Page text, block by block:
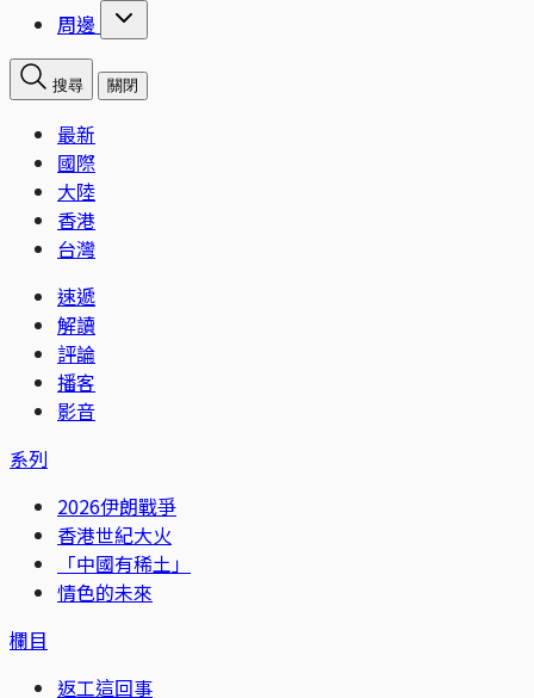
周邊
搜尋 關閉
最新
國際
大陸
香港
台灣
速遞
解讀
評論
播客
影音
系列
2026伊朗戰爭
香港世紀大火
「中國有稀土」
情色的未來
欄目
返工這回事